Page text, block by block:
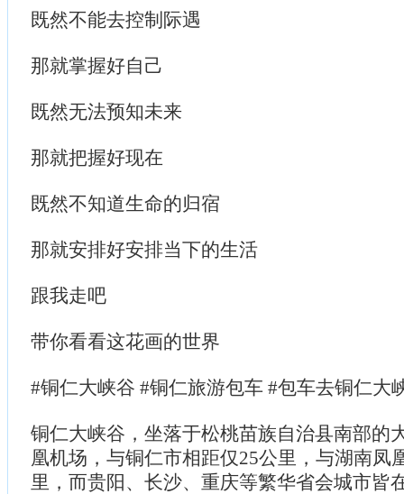
既然不能去控制际遇
那就掌握好自己
既然无法预知未来
那就把握好现在
既然不知道生命的归宿
那就安排好安排当下的生活
跟我走吧
带你看看这花画的世界
#铜仁大峡谷 #铜仁旅游包车 #包车去铜仁大
铜仁大峡谷，坐落于松桃苗族自治县南部的
凰机场，与铜仁市相距仅25公里，与湖南凤
里，而贵阳、长沙、重庆等繁华省会城市皆